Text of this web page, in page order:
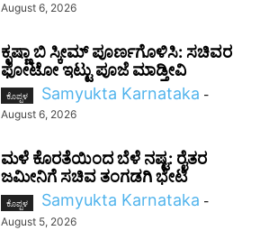
August 6, 2026
ಕೃಷ್ಣಾ ಬಿ ಸ್ಕೀಮ್ ಪೂರ್ಣಗೊಳಿಸಿ: ಸಚಿವರ
ಫೋಟೋ ಇಟ್ಟು ಪೂಜೆ ಮಾಡ್ತೀವಿ
ಕೊಪ್ಪಳ Samyukta Karnataka -
August 6, 2026
ಮಳೆ ಕೊರತೆಯಿಂದ ಬೆಳೆ ನಷ್ಟ: ರೈತರ
ಜಮೀನಿಗೆ ಸಚಿವ ತಂಗಡಗಿ ಭೇಟಿ
ಕೊಪ್ಪಳ Samyukta Karnataka -
August 5, 2026